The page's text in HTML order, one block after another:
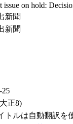
issue on hold:
新聞
新聞
25
正8)
トルは自動翻訳を